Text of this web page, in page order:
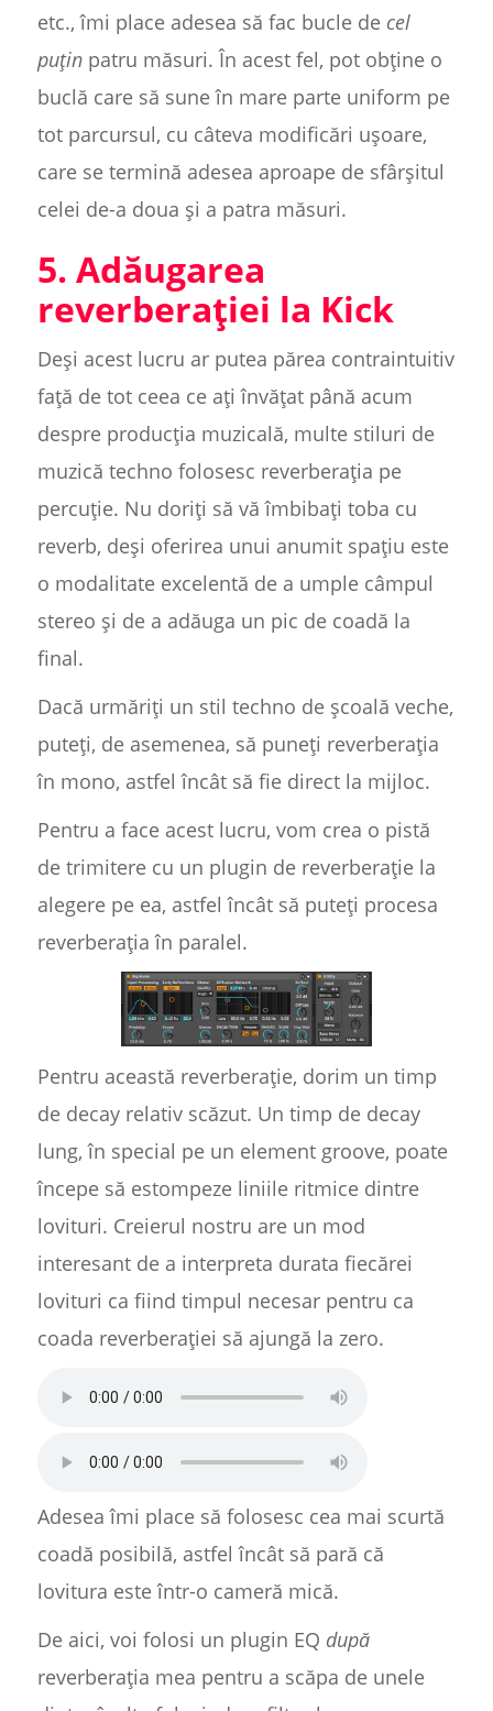
etc., îmi place adesea să fac bucle de cel
puținpatru măsuri. În acest fel, pot obține o
buclă care să sune în mare parte uniform pe
tot parcursul, cu câteva modificări ușoare,
care se termină adesea aproape de sfârșitul
celei de-a doua și a patra măsuri.
5. Adăugarea
reverberației la Kick
Deși acest lucru ar putea părea contraintuitiv
față de tot ceea ce ați învățat până acum
despre producția muzicală, multe stiluri de
muzică techno folosesc reverberația pe
percuție. Nu doriți să vă îmbibați toba cu
reverb, deși oferirea unui anumit spațiu este
o modalitate excelentă de a umple câmpul
stereo și de a adăuga un pic de coadă la
final.
Dacă urmăriți un stil techno de școală veche,
puteți, de asemenea, să puneți reverberația
în mono, astfel încât să fie direct la mijloc.
Pentru a face acest lucru, vom crea o pistă
de trimitere cu un plugin de reverberație la
alegere pe ea, astfel încât să puteți procesa
reverberația în paralel.
Pentru această reverberație, dorim un timp
de decay relativ scăzut. Un timp de decay
lung, în special pe un element groove, poate
începe să estompeze liniile ritmice dintre
lovituri. Creierul nostru are un mod
interesant de a interpreta durata fiecărei
lovituri ca fiind timpul necesar pentru ca
coada reverberației să ajungă la zero.
Adesea îmi place să folosesc cea mai scurtă
coadă posibilă, astfel încât să pară că
lovitura este într-o cameră mică.
De aici, voi folosi un plugin EQ după
reverberația mea pentru a scăpa de unele